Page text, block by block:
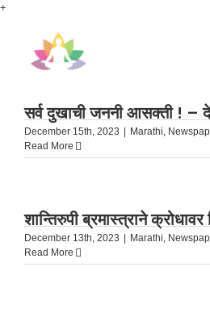
+
सर्व दुखाची जननी आसक्ती ! –
December 15th, 2023 Marathi,
Read More
शान्तिरुपी ब्रमास्त्राने
December 13th, 2023 Marathi,
Read More